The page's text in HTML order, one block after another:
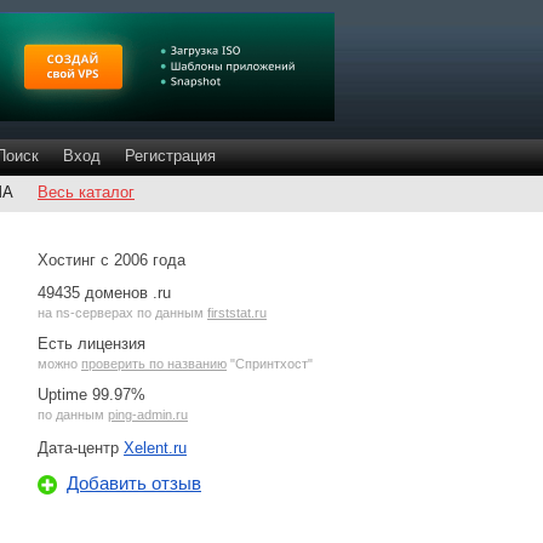
Вход
Регистрация
Весь каталог
Хостинг с 2006 года
49435 доменов .ru
на ns-серверах по данным firststat.ru
Есть лицензия
можно проверить по названию "Спринтхост"
Uptime 99.97%
по данным ping-admin.ru
Дата-центр Xelent.ru
Добавить отзыв